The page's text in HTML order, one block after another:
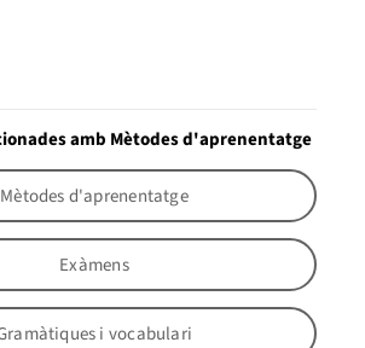
amb Mètodes d'aprenentatge
Mètodes d'aprenentatge
Exàmens
i vocabulari